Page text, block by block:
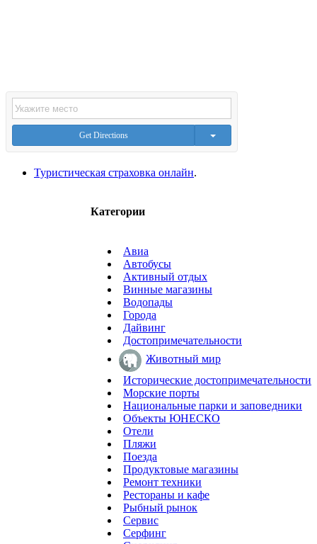
Get Directions
Туристическая страховка онлайн.
Категории
Авиа
Автобусы
Активный отдых
Винные магазины
Водопады
Города
Дайвинг
Достопримечательности
Животный мир
Исторические достопримечательности
Морские порты
Национальные парки и заповедники
Объекты ЮНЕСКО
Отели
Пляжи
Поезда
Продуктовые магазины
Ремонт техники
Рестораны и кафе
Рыбный рынок
Сервис
Серфинг